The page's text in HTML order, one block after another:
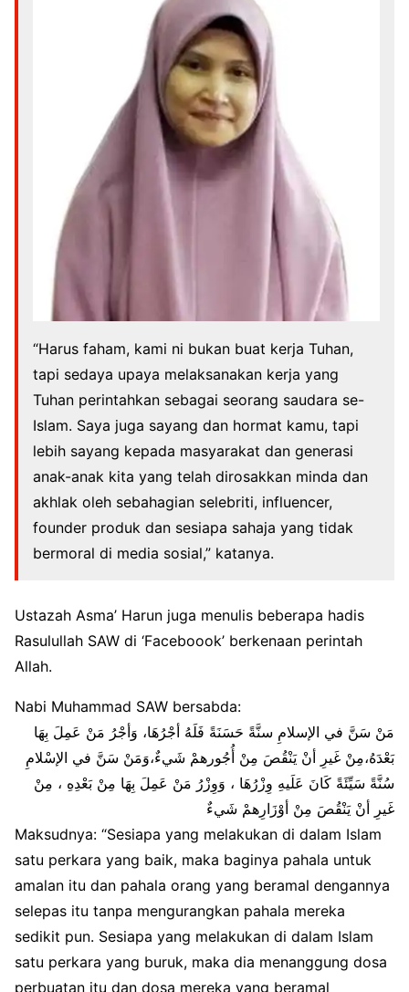
“Harus faham, kami ni bukan buat kerja Tuhan,
tapi sedaya upaya melaksanakan kerja yang
Tuhan perintahkan sebagai seorang saudara se-
Islam. Saya juga sayang dan hormat kamu, tapi
lebih sayang kepada masyarakat dan generasi
anak-anak kita yang telah dirosakkan minda dan
akhlak oleh sebahagian selebriti, influencer,
founder produk dan sesiapa sahaja yang tidak
bermoral di media sosial,” katanya.
Ustazah Asma’ Harun juga menulis beberapa hadis
Rasulullah SAW di ‘Faceboook’ berkenaan perintah
Allah.
Nabi Muhammad SAW bersabda:
مَنْ سَنَّ في الإسلامِ سنَّةً حَسَنَةً فَلَهُ أجْرُهَا، وَأجْرُ مَنْ عَمِلَ بِهَا
بَعْدَهُ،مِنْ غَيرِ أنْ يَنْقُصَ مِنْ أُجُورهمْ شَيءٌ،وَمَنْ سَنَّ في الإسْلامِ
سُنَّةً سَيِّئَةً كَانَ عَلَيهِ وِزْرُهَا ، وَوِزْرُ مَنْ عَمِلَ بِهَا مِنْ بَعْدِهِ ، مِنْ
غَيرِ أنْ يَنْقُصَ مِنْ أوْزَارِهمْ شَيءٌ
Maksudnya: “Sesiapa yang melakukan di dalam Islam
satu perkara yang baik, maka baginya pahala untuk
amalan itu dan pahala orang yang beramal dengannya
selepas itu tanpa mengurangkan pahala mereka
sedikit pun. Sesiapa yang melakukan di dalam Islam
satu perkara yang buruk, maka dia menanggung dosa
perbuatan itu dan dosa mereka yang beramal